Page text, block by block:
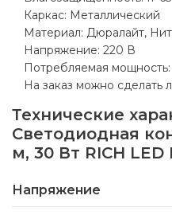
Каркас: Металлический
Материал: Дюралайт,
Напряжение: 220 В
Потребляемая
На заказ можно сделать
Технические
Светодиодная
м, 30 Вт RICH LED
Напряжение